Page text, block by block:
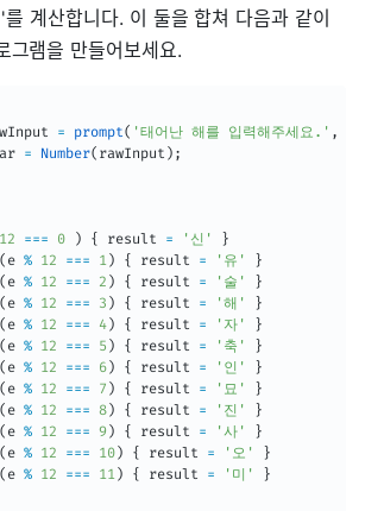
계산합니다. 이 둘을 합쳐 다음과 같이
그램을 만들어보세요.
= prompt( '태어난 해를 입력해주세요.' ,
= Number( rawInput ) ;
12 === 0 ) { result = '신'
}
( e % 12 === 1 ) { result = '유'
}
( e % 12 === 2 ) { result = '술'
}
( e % 12 === 3 ) { result = '해'
}
( e % 12 === 4 ) { result = '자'
}
( e % 12 === 5 ) { result = '축'
}
( e % 12 === 6 ) { result = '인'
}
( e % 12 === 7 ) { result = '묘'
}
( e % 12 === 8 ) { result = '진'
}
( e % 12 === 9 ) { result = '사'
}
( e % 12 === 10 ) { result = '오'
}
( e % 12 === 11 ) { result = '미' }